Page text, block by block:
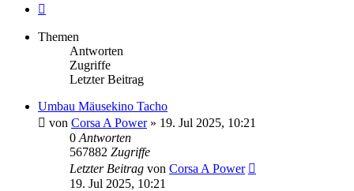
Themen
Antworten
Zugriffe
Letzter Beitrag
Umbau Mäusekino Tacho
von Corsa A Power» 19. Jul 2025, 10:21
0 Antworten
567882 Zugriffe
Letzter Beitrag von Corsa A Power
19. Jul 2025, 10:21